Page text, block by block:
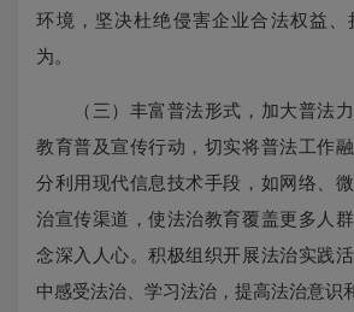
环境，坚决杜绝侵害企业合法权益
为。
（三）丰富普法形式，加大普法力
教育普及宣传行动，切实将普法工作
分利用现代信息技术手段，如网络、
治宣传渠道，使法治教育覆盖更多人
念深入人心。积极组织开展法治实践
中感受法治、学习法治，提高法治意识